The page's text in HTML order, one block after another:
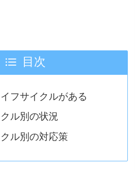
目次
フサイクルがある
ル別の状況
ル別の対応策